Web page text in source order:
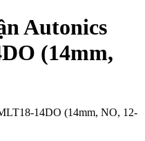
Autonics
(14mm,
14DO (14mm, NO, 12-